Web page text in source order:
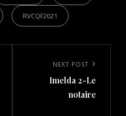
RVCQF2021
NEXT POST
Imelda 2-Le
notaire